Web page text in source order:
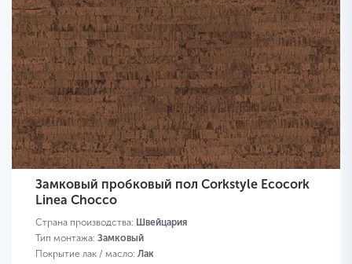
Замковый пробковый пол Corkstyle Ecocork
Linea Chocco
Страна производства: Швейцария
Тип монтажа: Замковый
Покрытие лак / масло: Лак